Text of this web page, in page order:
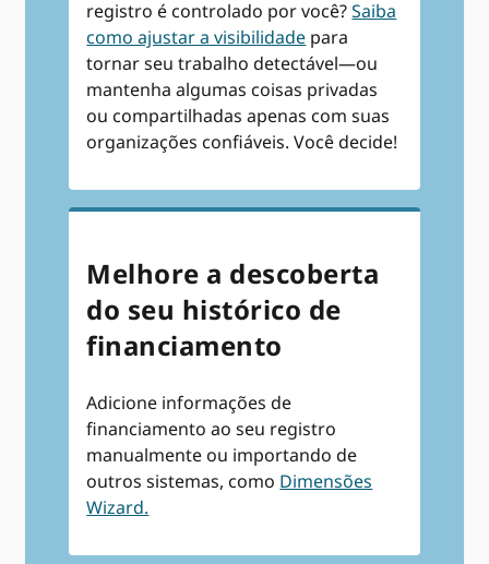
registro é controlado por você?Saiba
como ajustar a visibilidade para
tornar seu trabalho detectável—ou
mantenha algumas coisas privadas
ou compartilhadas apenas com suas
organizações confiáveis. Você decide!
Melhore a descoberta
do seu histórico de
financiamento
Adicione informações de
financiamento ao seu registro
manualmente ou importando de
outros sistemas, como Dimensões
Wizard.